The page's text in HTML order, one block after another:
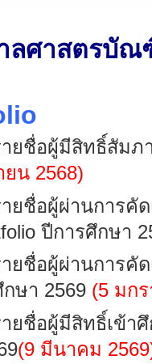
ลศาสตรบัณ
ยชื่อผู้มีสิทธิ์สัมภ
น 2568)
ยชื่อผู้ผ่านการคัด
ปีการศึกษา
ยชื่อผู้ผ่านการคัด
ษา 2569 (5 มก
ยชื่อผู้มีสิทธิ์เข้
(9 มีนาคม